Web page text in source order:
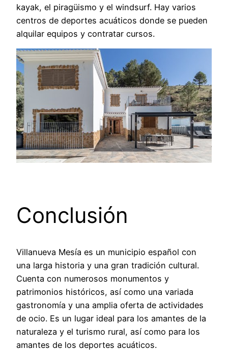
kayak, el piragüismo y el windsurf. Hay varios
centros de deportes acuáticos donde se pueden
alquilar equipos y contratar cursos.
Conclusión
Villanueva Mesía es un municipio español con
una larga historia y una gran tradición cultural.
Cuenta con numerosos monumentos y
patrimonios históricos, así como una variada
gastronomía y una amplia oferta de actividades
de ocio. Es un lugar ideal para los amantes de la
naturaleza y el turismo rural, así como para los
amantes de los deportes acuáticos.